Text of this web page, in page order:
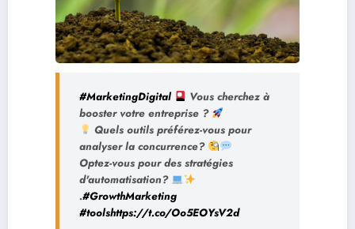
#MarketingDigital
Vous cherchez à
booster votre entreprise ?
Quels outils préférez-vous pour
analyser la concurrence?
Optez-vous pour des stratégies
d'automatisation?
.#GrowthMarketing
#toolshttps://t.co/Oo5EOYsV2d